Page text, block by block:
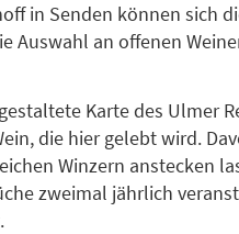
in Senden können sich
Auswahl an offenen
Karte des Ulmer
die hier gelebt wird.
Winzern anstecken
zweimal jährlich